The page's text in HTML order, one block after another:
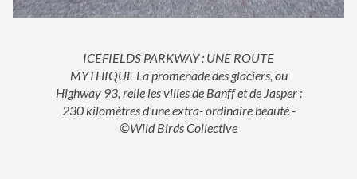
ICEFIELDS PARKWAY : UNE ROUTE
MYTHIQUE La promenade des glaciers, ou
Highway 93, relie les villes de Banff et de Jasper :
230 kilomètres d’une extra- ordinaire beauté -
©Wild Birds Collective